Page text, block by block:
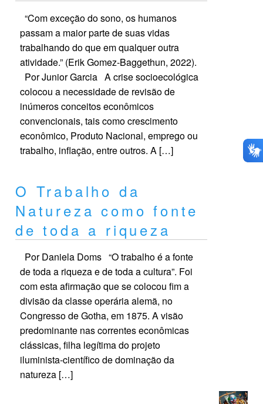
“Com exceção do sono, os humanos
passam a maior parte de suas vidas
trabalhando do que em qualquer outra
atividade.” (Erik Gomez-Baggethun, 2022).
Por Junior Garcia A crise socioecológica
colocou a necessidade de revisão de
inúmeros conceitos econômicos
convencionais, tais como crescimento
econômico, Produto Nacional, emprego ou
trabalho, inflação, entre outros. A […]
O Trabalho da
Natureza como fonte
de toda a riqueza
Por Daniela Doms “O trabalho é a fonte
de toda a riqueza e de toda a cultura”. Foi
com esta afirmação que se colocou fim a
divisão da classe operária alemã, no
Congresso de Gotha, em 1875. A visão
predominante nas correntes econômicas
clássicas, filha legítima do projeto
iluminista-científico de dominação da
natureza […]